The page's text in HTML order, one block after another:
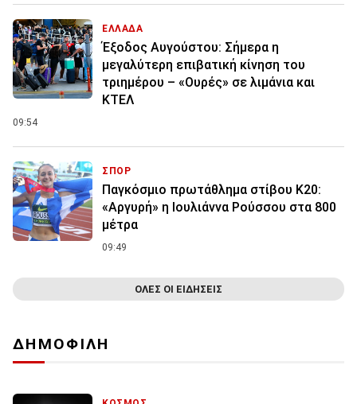
ΕΛΛΑΔΑ
Έξοδος Αυγούστου: Σήμερα η
μεγαλύτερη επιβατική κίνηση του
τριημέρου – «Ουρές» σε λιμάνια και
ΚΤΕΛ
09:54
ΣΠΟΡ
Παγκόσμιο πρωτάθλημα στίβου Κ20:
«Αργυρή» η Ιουλιάννα Ρούσσου στα 800
μέτρα
09:49
ΟΛΕΣ ΟΙ ΕΙΔΗΣΕΙΣ
ΔΗΜΟΦΙΛΗ